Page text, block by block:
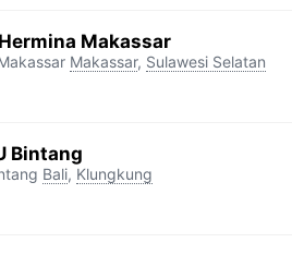
Makassar
Makassar, Sulawesi Selatan
Bintang
Bali, Klungkung